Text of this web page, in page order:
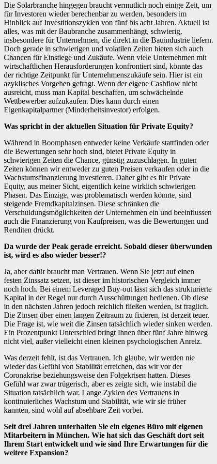
Die Solarbranche hingegen braucht vermutlich noch einige Zeit, um
für Investoren wieder berechenbar zu werden, besonders im
Hinblick auf Investitionszyklen von fünf bis acht Jahren. Aktuell ist
alles, was mit der Baubranche zusammenhängt, schwierig,
insbesondere für Unternehmen, die direkt in die Bauindustrie liefern.
Doch gerade in schwierigen und volatilen Zeiten bieten sich auch
Chancen für Einstiege und Zukäufe. Wenn viele Unternehmen mit
wirtschaftlichen Herausforderungen konfrontiert sind, könnte das
der richtige Zeitpunkt für Unternehmenszukäufe sein. Hier ist ein
azyklisches Vorgehen gefragt. Wenn der eigene Cashflow nicht
ausreicht, muss man Kapital beschaffen, um schwächelnde
Wettbewerber aufzukaufen. Dies kann durch einen
Eigenkapitalpartner (Minderheitsinvestor) erfolgen.
Was spricht in der aktuellen Situation für Private Equity?
Während in Boomphasen entweder keine Verkäufe stattfinden oder
die Bewertungen sehr hoch sind, bietet Private Equity in
schwierigen Zeiten die Chance, günstig zuzuschlagen. In guten
Zeiten können wir entweder zu guten Preisen verkaufen oder in die
Wachstumsfinanzierung investieren. Daher gibt es für Private
Equity, aus meiner Sicht, eigentlich keine wirklich schwierigen
Phasen. Das Einzige, was problematisch werden könnte, sind
steigende Fremdkapitalzinsen. Diese schränken die
Verschuldungsmöglichkeiten der Unternehmen ein und beeinflussen
auch die Finanzierung von Kaufpreisen, was die Bewertungen und
Renditen drückt.
Da wurde der Peak gerade erreicht. Sobald dieser überwunden
ist, wird es also wieder besser!?
Ja, aber dafür braucht man Vertrauen. Wenn Sie jetzt auf einen
festen Zinssatz setzen, ist dieser im historischen Vergleich immer
noch hoch. Bei einem Leveraged Buy-out lässt sich das strukturierte
Kapital in der Regel nur durch Ausschüttungen bedienen. Ob diese
in den nächsten Jahren jedoch reichlich fließen werden, ist fraglich.
Die Zinsen über einen langen Zeitraum zu fixieren, ist derzeit teuer.
Die Frage ist, wie weit die Zinsen tatsächlich wieder sinken werden.
Ein Prozentpunkt Unterschied bringt Ihnen über fünf Jahre hinweg
nicht viel, außer vielleicht einen kleinen psychologischen Anreiz.
Was derzeit fehlt, ist das Vertrauen. Ich glaube, wir werden nie
wieder das Gefühl von Stabilität erreichen, das wir vor der
Coronakrise beziehungsweise den Folgekrisen hatten. Dieses
Gefühl war zwar trügerisch, aber es zeigte sich, wie instabil die
Situation tatsächlich war. Lange Zyklen des Vertrauens in
kontinuierliches Wachstum und Stabilität, wie wir sie früher
kannten, sind wohl auf absehbare Zeit vorbei.
Seit drei Jahren unterhalten Sie ein eigenes Büro mit eigenen
Mitarbeitern in München. Wie hat sich das Geschäft dort seit
Ihrem Start entwickelt und wie sind Ihre Erwartungen für die
weitere Expansion?